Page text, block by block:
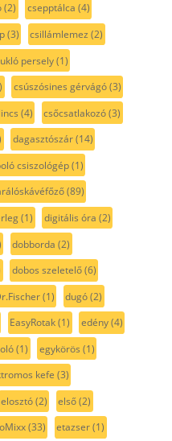
(2) csepptálca (4)
(3) csillámlemez (2)
persely(1)
csúszósines gérvágó(3)
(4) csőcsatlakozó(3)
dagasztószár(14)
csiszológép(1)
(89)
(1) digitális óra (2)
dobborda (2)
dobos szeletelő(6)
(1) dugó(2)
EasyRotak(1) edény(4)
(1) egykörös (1)
kefe (3)
elosztó(2) első(2)
(33) etazser(1)